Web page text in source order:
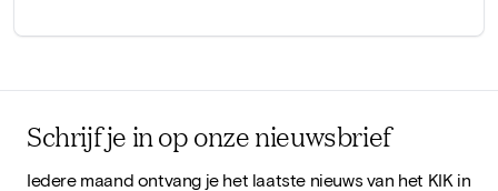
Schrijf je in op onze nieuwsbrief
Iedere maand ontvang je het laatste nieuws van het KIK in